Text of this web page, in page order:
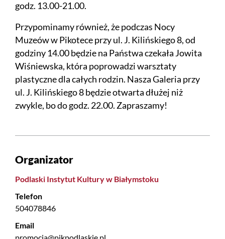
godz. 13.00-21.00.
Przypominamy również, że podczas Nocy
Muzeów w Pikotece przy ul. J. Kilińskiego 8, od
godziny 14.00 będzie na Państwa czekała Jowita
Wiśniewska, która poprowadzi warsztaty
plastyczne dla całych rodzin. Nasza Galeria przy
ul. J. Kilińskiego 8 będzie otwarta dłużej niż
zwykle, bo do godz. 22.00. Zapraszamy!
Organizator
Podlaski Instytut Kultury w Białymstoku
Telefon
504078846
Email